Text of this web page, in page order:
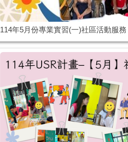
114年5月份專業實習(一)社區活動服務